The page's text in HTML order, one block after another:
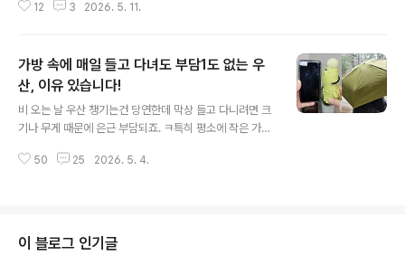
어뒀던 얼음트레이 다시 꺼내는 분들 많으실 거예요. 그래
끗하게 세척해도 찝찝할 때가 있어요. 교체주기가 된 것 같
아 여러가지 제품을 검색하다가 이 제품을 써보게 됐어요.
뚜껑까지 같이 있는 타입이라 위생적으로도 훨씬 안심이
되고요. 물 담아서 옮기다가 출렁거리면 물이 주르륵 흐르
는데 뚜껑을 닫으니까 물 흐르는 불편함이 없더라고요. 또,
뚜껑 테두리 홈에 딱 맞게 올리면 흔들림없이 적층해서 보
12 3 2026. 5. 11.
가방 속에 매일 들고 다녀도 부담1도 없는 우
산, 이유 있습니다!
비 오는 날 우산 챙기는건 당연한데 막상 들고 다니려면 크
기나 무게 때문에 은근 부담되죠. ㅋ특히 평소에 작은 가방
워지는 느낌이에요. 그래서 가볍고 작은 우산을 찾게 됐어
넣어두고 다니기 딱 좋더라고요. 작은 가방 안에도 쏙~ 크
기는 작지만 가볍게 비 피하는 용도로는 전혀 부족함이 없
50 25 2026. 5. 4.
이 블로그 인기글